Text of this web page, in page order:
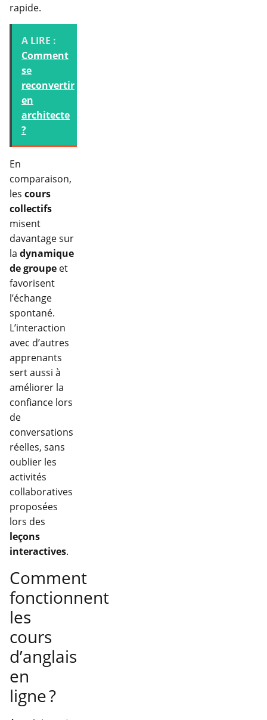
rapide.
A LIRE :
Comment
se
reconvertir
en
architecte
?
En
comparaison,
les cours
collectifs
misent
davantage sur
la dynamique
de groupe et
favorisent
l’échange
spontané.
L’interaction
avec d’autres
apprenants
sert aussi à
améliorer la
confiance lors
de
conversations
réelles, sans
oublier les
activités
collaboratives
proposées
lors des
leçons
interactives.
Comment
fonctionnent
les
cours
d’anglais
en
ligne ?